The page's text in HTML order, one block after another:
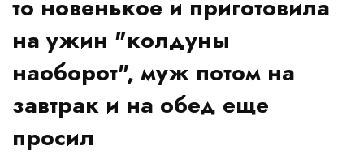
то новенькое и приготовила
на ужин "колдуны
наоборот", муж потом на
завтрак и на обед еще
просил